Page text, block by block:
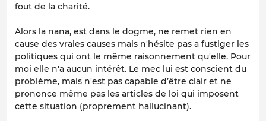
fout de la charité.
Alors la nana, est dans le dogme, ne remet rien en
cause des vraies causes mais n'hésite pas a fustiger les
politiques qui ont le même raisonnement qu'elle. Pour
moi elle n'a aucun intérêt. Le mec lui est conscient du
problème, mais n'est pas capable d’être clair et ne
prononce même pas les articles de loi qui imposent
cette situation (proprement hallucinant).